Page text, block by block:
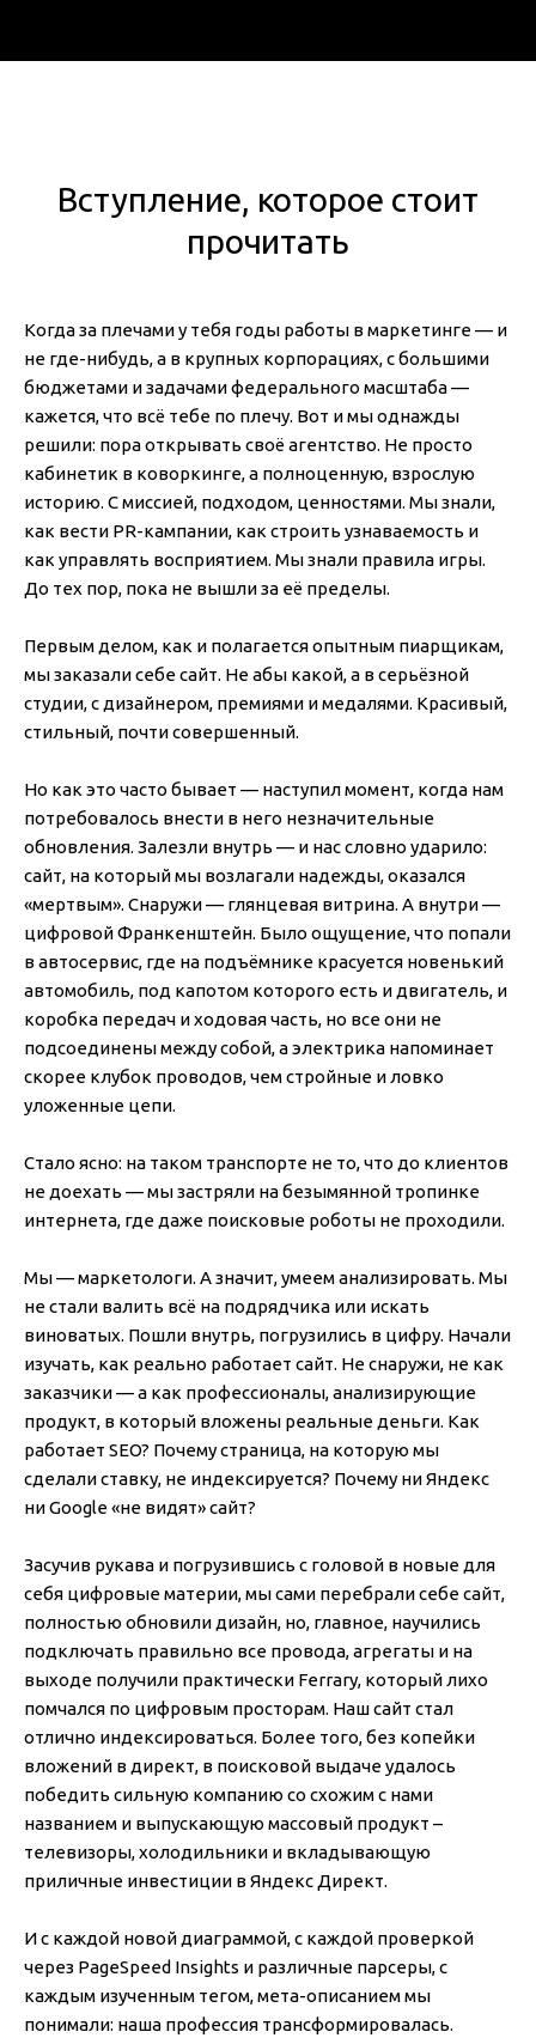
Вступление, которое стоит
прочитать
Когда за плечами у тебя годы работы в маркетинге — и
не где-нибудь, а в крупных корпорациях, с большими
бюджетами и задачами федерального масштаба —
кажется, что всё тебе по плечу. Вот и мы однажды
решили: пора открывать своё агентство. Не просто
кабинетик в коворкинге, а полноценную, взрослую
историю. С миссией, подходом, ценностями. Мы знали,
как вести PR-кампании, как строить узнаваемость и
как управлять восприятием. Мы знали правила игры.
До тех пор, пока не вышли за её пределы.
Первым делом, как и полагается опытным пиарщикам,
мы заказали себе сайт. Не абы какой, а в серьёзной
студии, с дизайнером, премиями и медалями. Красивый,
стильный, почти совершенный.
Но как это часто бывает — наступил момент, когда нам
потребовалось внести в него незначительные
обновления. Залезли внутрь — и нас словно ударило:
сайт, на который мы возлагали надежды, оказался
«мертвым». Снаружи — глянцевая витрина. А внутри —
цифровой Франкенштейн. Было ощущение, что попали
в автосервис, где на подъёмнике красуется новенький
автомобиль, под капотом которого есть и двигатель, и
коробка передач и ходовая часть, но все они не
подсоединены между собой, а электрика напоминает
скорее клубок проводов, чем стройные и ловко
уложенные цепи.
Стало ясно: на таком транспорте не то, что до клиентов
не доехать — мы застряли на безымянной тропинке
интернета, где даже поисковые роботы не проходили.
Мы — маркетологи. А значит, умеем анализировать. Мы
не стали валить всё на подрядчика или искать
виноватых. Пошли внутрь, погрузились в цифру. Начали
изучать, как реально работает сайт. Не снаружи, не как
заказчики — а как профессионалы, анализирующие
продукт, в который вложены реальные деньги. Как
работает SEO? Почему страница, на которую мы
сделали ставку, не индексируется? Почему ни Яндекс
ни Google «не видят» сайт?
Засучив рукава и погрузившись с головой в новые для
себя цифровые материи, мы сами перебрали себе сайт,
полностью обновили дизайн, но, главное, научились
подключать правильно все провода, агрегаты и на
выходе получили практически Ferrary, который лихо
помчался по цифровым просторам. Наш сайт стал
отлично индексироваться. Более того, без копейки
вложений в директ, в поисковой выдаче удалось
победить сильную компанию со схожим с нами
названием и выпускающую массовый продукт –
телевизоры, холодильники и вкладывающую
приличные инвестиции в Яндекс Директ.
И с каждой новой диаграммой, с каждой проверкой
через PageSpeed Insights и различные парсеры, с
каждым изученным тегом, мета-описанием мы
понимали: наша профессия трансформировалась.